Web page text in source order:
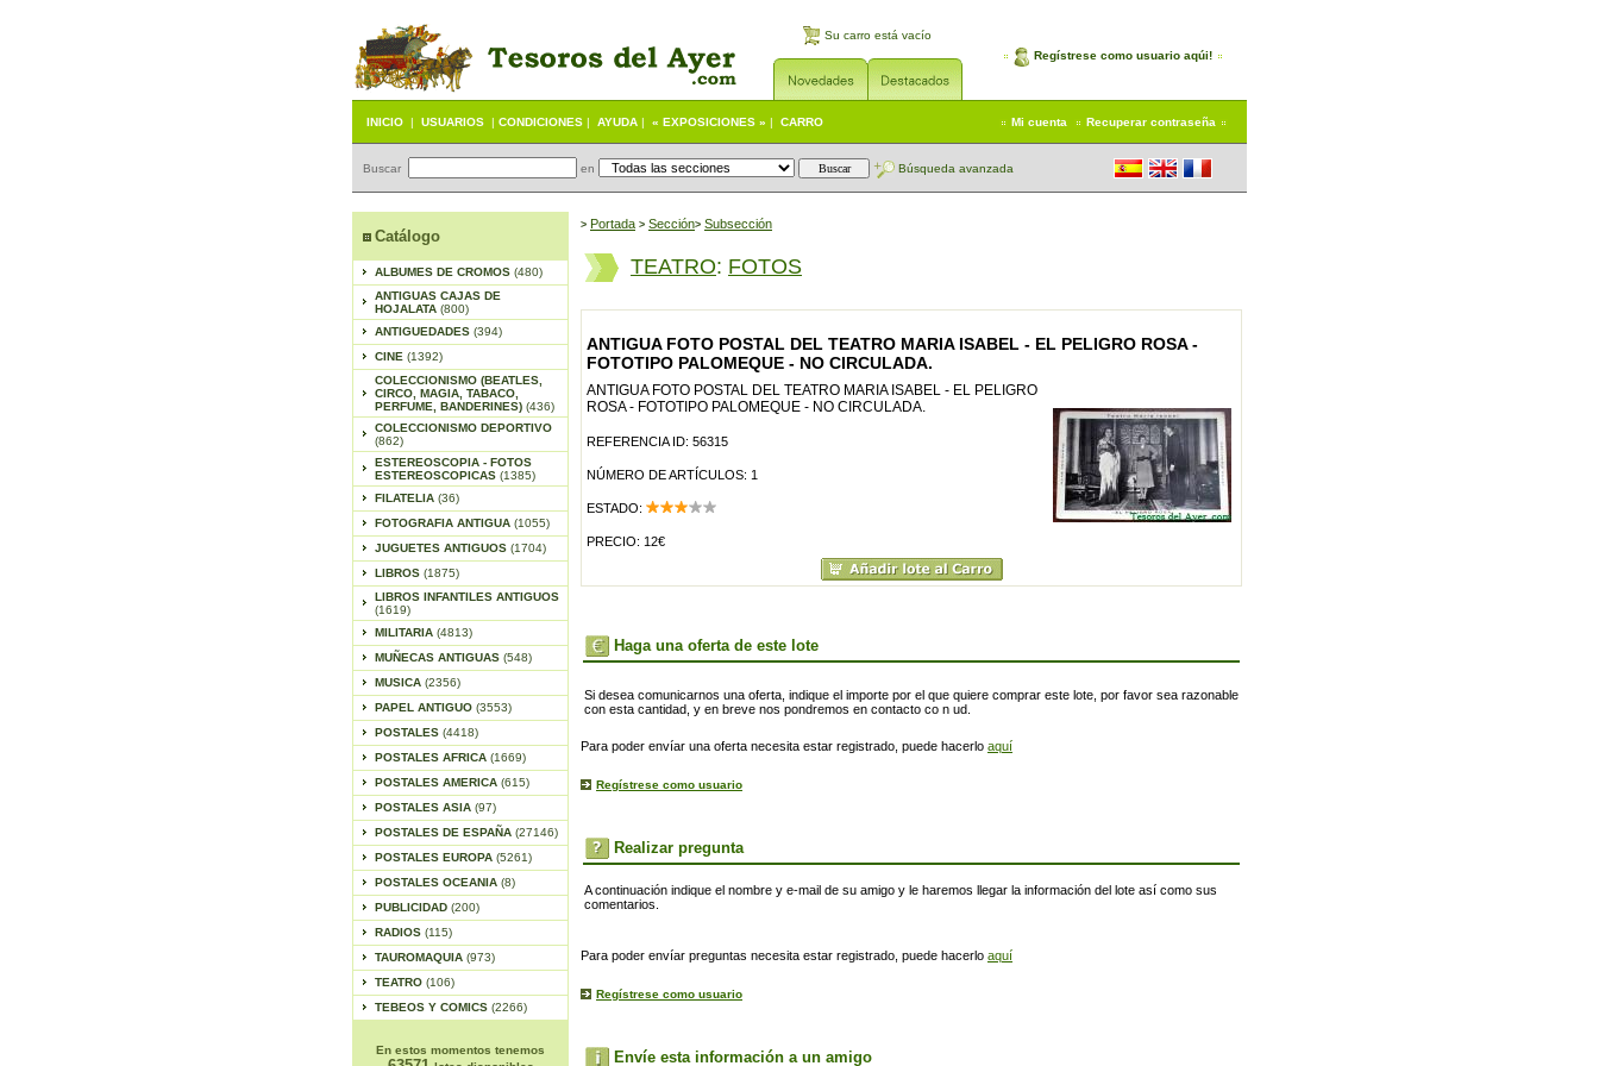
Su carro está vacío
Regístrese como usuario aqúi!
INICIO | USUARIOS | CONDICIONES | AYUDA | « EXPOSICIONES » | CARRO Mi cuenta Recuperar contraseña
Buscar en Búsqueda avanzada
Catálogo
ALBUMES DE CROMOS (480)
ANTIGUAS CAJAS DE
HOJALATA (800)
ANTIGUEDADES (394)
CINE (1392)
COLECCIONISMO (BEATLES,
CIRCO, MAGIA, TABACO,
PERFUME, BANDERINES) (436)
COLECCIONISMO DEPORTIVO
(862)
ESTEREOSCOPIA - FOTOS
ESTEREOSCOPICAS (1385)
FILATELIA (36)
FOTOGRAFIA ANTIGUA (1055)
JUGUETES ANTIGUOS (1704)
LIBROS (1875)
LIBROS INFANTILES ANTIGUOS
(1619)
MILITARIA (4813)
MUÑECAS ANTIGUAS (548)
MUSICA (2356)
PAPEL ANTIGUO (3553)
POSTALES (4418)
POSTALES AFRICA (1669)
POSTALES AMERICA (615)
POSTALES ASIA (97)
POSTALES DE ESPAÑA (27146)
POSTALES EUROPA (5261)
POSTALES OCEANIA (8)
PUBLICIDAD (200)
RADIOS (115)
TAUROMAQUIA (973)
TEATRO (106)
TEBEOS Y COMICS (2266)
En estos momentos tenemos
> Portada > Sección> Subsección
TEATRO: FOTOS
ANTIGUA FOTO POSTAL DEL TEATRO MARIA ISABEL - EL PELIGRO ROSA -
FOTOTIPO PALOMEQUE - NO CIRCULADA.
ANTIGUA FOTO POSTAL DEL TEATRO MARIA ISABEL - EL PELIGRO
ROSA - FOTOTIPO PALOMEQUE - NO CIRCULADA.
REFERENCIA ID: 56315
NÚMERO DE ARTÍCULOS: 1
ESTADO:
PRECIO: 12€
Haga una oferta de este lote
Si desea comunicarnos una oferta, indique el importe por el que quiere comprar este lote, por favor sea razonable
con esta cantidad, y en breve nos pondremos en contacto co n ud.
Para poder envíar una oferta necesita estar registrado, puede hacerlo aquí
Regístrese como usuario
Realizar pregunta
A continuación indique el nombre y e-mail de su amigo y le haremos llegar la información del lote así como sus
comentarios.
Para poder envíar preguntas necesita estar registrado, puede hacerlo aquí
Regístrese como usuario
Envíe esta información a un amigo